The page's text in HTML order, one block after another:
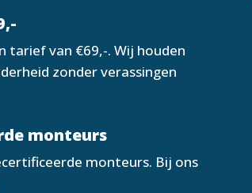
tarief van €69,-. Wij houden
zonder verassingen
monteurs
monteurs. Bij ons